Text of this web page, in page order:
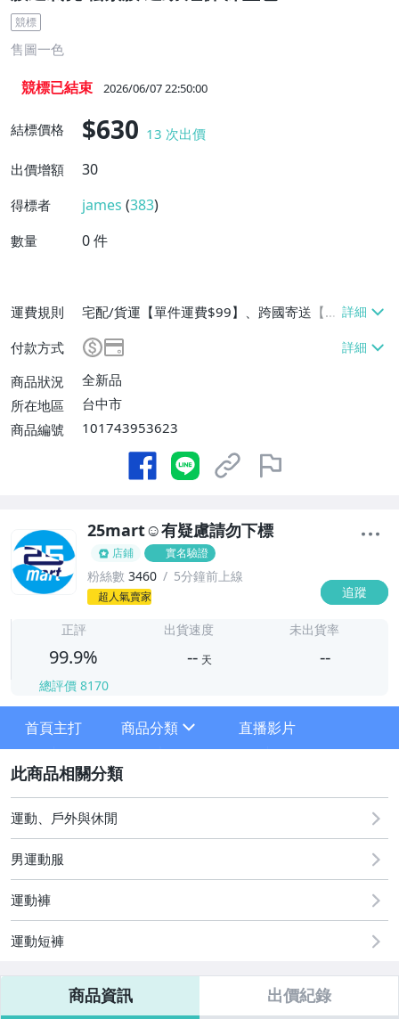
競標
售圖一色
競標已結束 2026/06/07 22:50:00
結標價格 $630 13 次出價
出價增額
30
得標者 james (383)
數量 0件
運費規則
宅配/貨運【單件運費$99】、跨國寄送【單
付款方式
商品狀況
全新品
所在地區
台中市
商品編號
101743953623
25mart☺️有疑慮請勿下標
店鋪 實名驗證
粉絲數 3460 5分鐘前上線
超人氣賣家 追蹤
-
正評
99.9%
總評價 8170
出貨速度
-- 天
未出貨率
--
首頁主打 商品分類
男∼上衣
男∼褲子
男∼鞋
女∼連身裙、套裝
直播影片
運動、戶外與休閒
男運動服
運動褲
運動短褲
商品資訊 出價紀錄